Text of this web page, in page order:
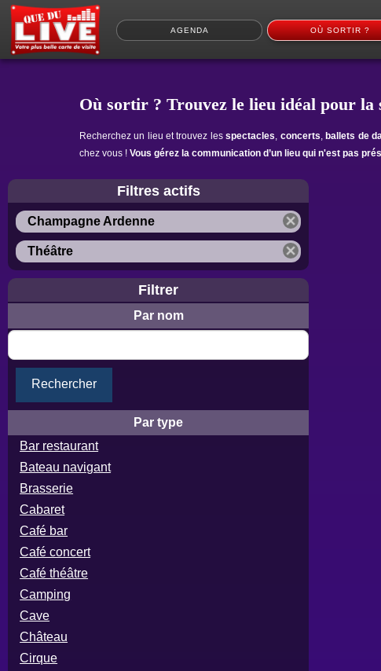
AGENDA OÙ SORTIR ?
Où sortir ? Trouvez le lieu idéal pour la
Recherchez un lieu et trouvez lesspectacles concerts ,ballets de
chez vous ! Vous gérez la communication d’un lieu qui n'est pas
Filtres actifs
Champagne Ardenne
Théâtre
Filtrer
Par nom
Rechercher
Par type
Bar restaurant
Bateau navigant
Brasserie
Cabaret
Café bar
Café concert
Café théâtre
Camping
Cave
Château
Cirque